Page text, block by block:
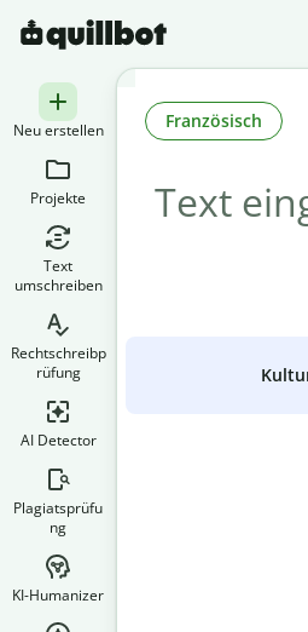
Neu erstellen
Projekte
Text
umschreiben
Rechtschreibp
rüfung
AI Detector
Plagiatsprüfu
ng
KI-Humanizer
Französisch